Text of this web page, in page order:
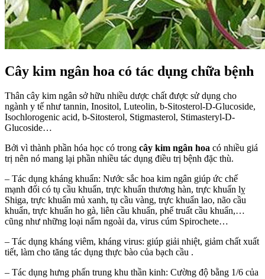
Cây kim ngân hoa có tác dụng chữa bệnh
Thân cây kim ngân sở hữu nhiều dược chất được sử dụng cho
ngành y tế như tannin, Inositol, Luteolin, b-Sitosterol-D-Glucoside,
Isochlorogenic acid, b-Sitosterol, Stigmasterol, Stimasteryl-D-
Glucoside…
Bởi vì thành phần hóa học có trong cây kim ngân hoa có nhiều giá
trị nên nó mang lại phần nhiều tác dụng điều trị bệnh đặc thù.
– Tác dụng kháng khuẩn: Nước sắc hoa kim ngân giúp ức chế
mạnh đối có tụ cầu khuẩn, trực khuẩn thương hàn, trực khuẩn lỵ
Shiga, trực khuẩn mủ xanh, tụ cầu vàng, trực khuẩn lao, não cầu
khuẩn, trực khuẩn ho gà, liên cầu khuẩn, phế truất cầu khuẩn,…
cũng như những loại nấm ngoài da, virus cúm Spirochete…
– Tác dụng kháng viêm, kháng virus: giúp giải nhiệt, giảm chất xuất
tiết, làm cho tăng tác dụng thực bào của bạch cầu .
– Tác dụng hưng phấn trung khu thần kinh: Cường độ bằng 1/6 của